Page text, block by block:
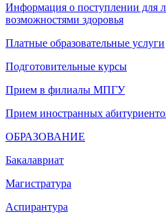
Информация о поступлении для
возможностями здоровья
Платные образовательные услуги
Подготовительные курсы
Прием в филиалы МПГУ
Прием иностранных
ОБРАЗОВАНИЕ
Бакалавриат
Магистратура
Аспирантура